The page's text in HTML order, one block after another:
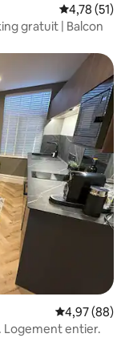
Évaluation
4,78 (51)
gratuit | Balcon
Évaluation
4,97 (88)
Logement entier.